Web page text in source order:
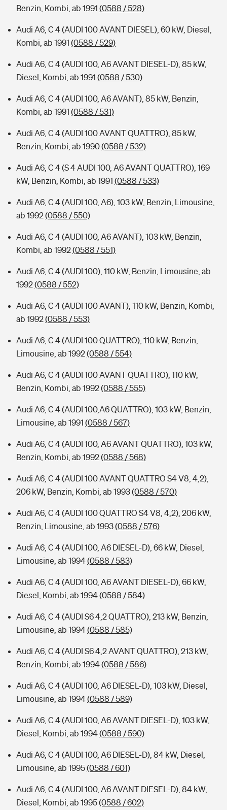
Benzin, Kombi, ab 1991 (0588 / 528)
Audi A6, C 4 (AUDI 100 AVANT DIESEL), 60 kW, Diesel,
Kombi, ab 1991 (0588 / 529)
Audi A6, C 4 (AUDI 100, A6 AVANT DIESEL-D), 85 kW,
Diesel, Kombi, ab 1991 (0588 / 530)
Audi A6, C 4 (AUDI 100, A6 AVANT), 85 kW, Benzin,
Kombi, ab 1991 (0588 / 531)
Audi A6, C 4 (AUDI 100 AVANT QUATTRO), 85 kW,
Benzin, Kombi, ab 1990(0588 / 532)
Audi A6, C 4 (S 4 AUDI 100, A6 AVANT QUATTRO), 169
kW, Benzin, Kombi, ab 1991 (0588 / 533)
Audi A6, C 4 (AUDI 100, A6), 103 kW, Benzin, Limousine,
ab 1992(0588 / 550)
Audi A6, C 4 (AUDI 100, A6 AVANT), 103 kW, Benzin,
Kombi, ab 1992(0588 / 551)
Audi A6, C 4 (AUDI 100), 110 kW, Benzin, Limousine, ab
1992(0588 / 552)
Audi A6, C 4 (AUDI 100 AVANT), 110 kW, Benzin, Kombi,
ab 1992(0588 / 553)
Audi A6, C 4 (AUDI 100 QUATTRO), 110 kW, Benzin,
Limousine, ab 1992(0588 / 554)
Audi A6, C 4 (AUDI 100 AVANT QUATTRO), 110 kW,
Benzin, Kombi, ab 1992(0588 / 555)
Audi A6, C 4 (AUDI 100,A6 QUATTRO), 103 kW, Benzin,
Limousine, ab 1991 (0588 / 567)
Audi A6, C 4 (AUDI 100, A6 AVANT QUATTRO), 103 kW,
Benzin, Kombi, ab 1992(0588 / 568)
Audi A6, C 4 (AUDI 100 AVANT QUATTRO S4 V8, 4,2),
206 kW, Benzin, Kombi, ab 1993(0588 / 570)
Audi A6, C 4 (AUDI 100 QUATTRO S4 V8, 4,2), 206 kW,
Benzin, Limousine, ab 1993(0588 / 576)
Audi A6, C 4 (AUDI 100, A6 DIESEL-D), 66 kW, Diesel,
Limousine, ab 1994(0588 / 583)
Audi A6, C 4 (AUDI 100, A6 AVANT DIESEL-D), 66 kW,
Diesel, Kombi, ab 1994(0588 / 584)
Audi A6, C 4 (AUDI S6 4,2 QUATTRO), 213 kW, Benzin,
Limousine, ab 1994(0588 / 585)
Audi A6, C 4 (AUDI S6 4,2 AVANT QUATTRO), 213 kW,
Benzin, Kombi, ab 1994(0588 / 586)
Audi A6, C 4 (AUDI 100, A6 DIESEL-D), 103 kW, Diesel,
Limousine, ab 1994(0588 / 589)
Audi A6, C 4 (AUDI 100, A6 AVANT DIESEL-D), 103 kW,
Diesel, Kombi, ab 1994(0588 / 590)
Audi A6, C 4 (AUDI 100, A6 DIESEL-D), 84 kW, Diesel,
Limousine, ab 1995(0588 / 601)
Audi A6, C 4 (AUDI 100, A6 AVANT DIESEL-D), 84 kW,
Diesel, Kombi, ab 1995(0588 / 602)